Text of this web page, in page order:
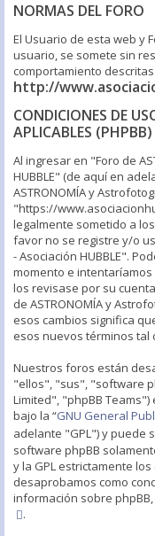
NORMAS DEL FORO
El Usuario de esta web y
usuario, se somete sin
comportamiento
http://
CONDICIONES DE
APLICABLES (PHPBB)
Al ingresar en "Foro de
HUBBLE" (de aquí en
ASTRONOMÍA y
"https://
legalmente sometido a
favor no se registre y/o
- Asociación HUBBLE".
momento e
los revisase por su
de ASTRONOMÍA y
esos cambios significa
esos nuevos términos
Nuestros foros están
"ellos", "sus", "software
Limited", "phpBB
bajo la “GNU General
adelante "GPL") y puede
software phpBB
y la GPL estrictamente
desaprobamos como
información sobre
.